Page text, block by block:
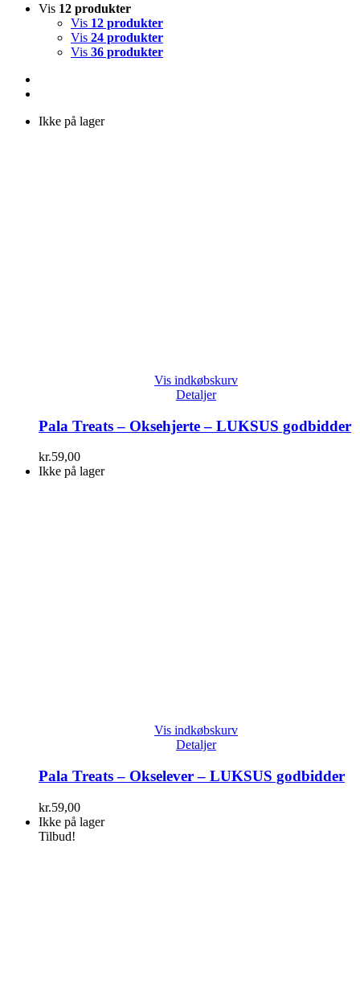
Vis 12 produkter
Vis 12 produkter
Vis 24 produkter
Vis 36 produkter
Ikke på lager
Vis indkøbskurv
Detaljer
Pala Treats – Oksehjerte – LUKSUS godbidder
kr.59,00
Ikke på lager
Vis indkøbskurv
Detaljer
Pala Treats – Okselever – LUKSUS godbidder
kr.59,00
Ikke på lager
Tilbud!